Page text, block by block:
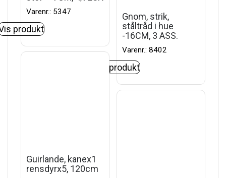
Varenr.: 5347
produkt
Gnom, strik,
ståltråd i hue
-16CM, 3 ASS.
Varenr.: 8402
Vis produkt
Guirlande, kanex1
rensdyrx5, 120cm